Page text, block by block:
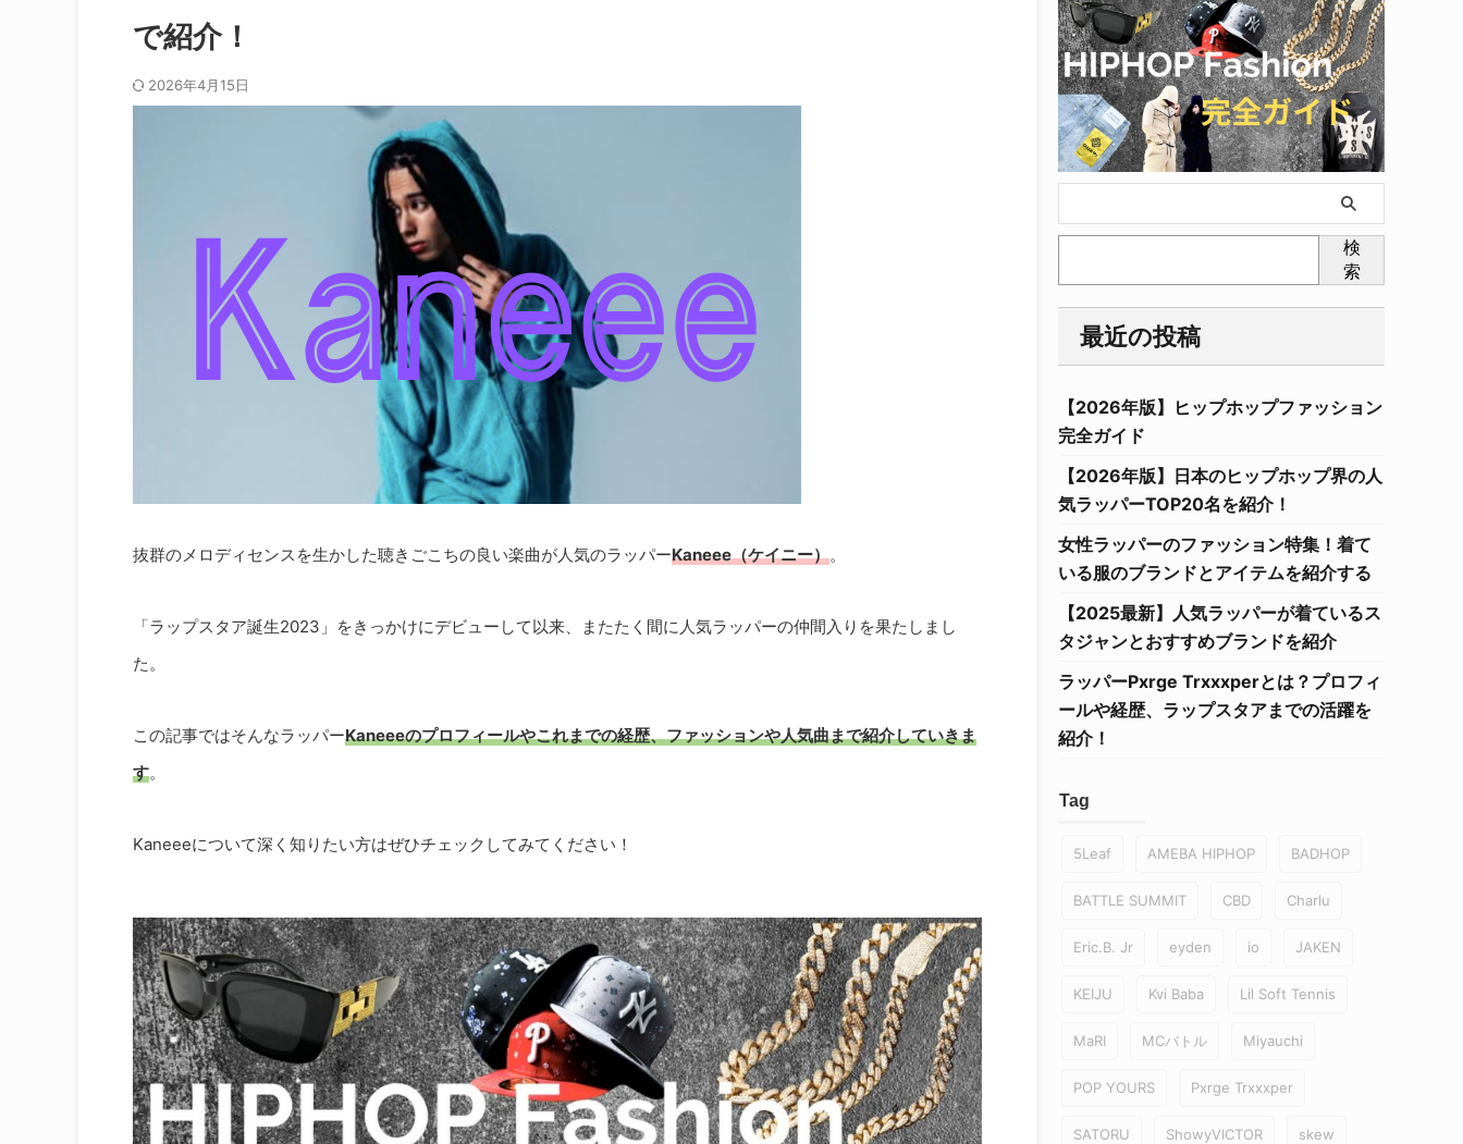
で紹介！
2026年4月15日
抜群のメロディセンスを生かした聴きごこちの良い楽曲が人気のラッパーKaneee（ケイニー）。
「ラップスタア誕生2023」をきっかけにデビューして以来、またたく間に人気ラッパーの仲間入りを果たしまし
た。
この記事ではそんなラッパーKaneeeのプロフィールやこれまでの経歴、ファッションや人気曲まで紹介していきま
す。
Kaneeeについて深く知りたい方はぜひチェックしてみてください！
検
索
最近の投稿
【2026年版】ヒップホップファッション
完全ガイド
【2026年版】日本のヒップホップ界の人
気ラッパーTOP20名を紹介！
女性ラッパーのファッション特集！着て
いる服のブランドとアイテムを紹介する
【2025最新】人気ラッパーが着ているス
タジャンとおすすめブランドを紹介
ラッパーPxrge Trxxxperとは？プロフィ
ールや経歴、ラップスタアまでの活躍を
紹介！
Tag
5Leaf AMEBA HIPHOP BADHOP
BATTLE SUMMIT CBD Charlu
Eric.B. Jr eyden io JAKEN
KEIJU Kvi Baba Lil Soft Tennis
MaRI MCバトル Miyauchi
POP YOURS Pxrge Trxxxper
SATORU ShowyVICTOR skew